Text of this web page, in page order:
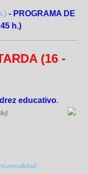
- PROGRAMA DE
h.)
(16 -
educativo.